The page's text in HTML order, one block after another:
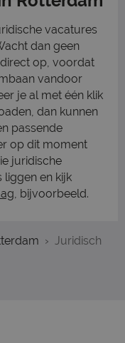
vacatures
dan geen
op, voordat
vandoor
je al met één klik
dan kunnen
passende
op dit moment
juridische
liggen en kijk
, bijvoorbeeld.
Juridisch